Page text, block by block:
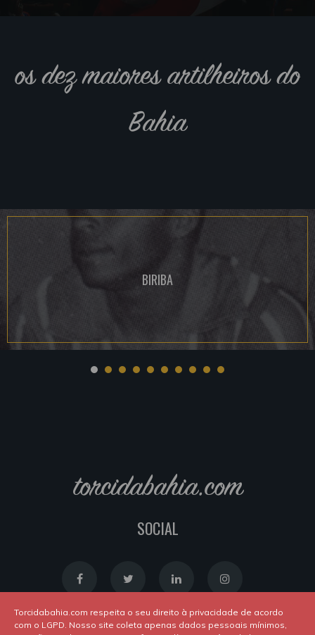
os dez maiores artilheiros do
Bahia
BIRIBA
torcidabahia.com
SOCIAL
Torcidabahia.com respeita o seu direito à privacidade de acordo
com o LGPD. Nosso site coleta apenas dados pessoais mínimos,